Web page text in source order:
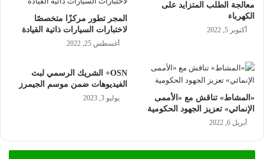
معالجة الطلب المتزايد على
الكهرباء
أكتوبر 5, 2022
المجر تطور مركزًا متخصصًا
لاختبارات السيارات ذاتية القيادة
أغسطس 25, 2022
«المشاط» تناقش مع «الأممى
الإنمائي» تعزيز الجهود الحكومية
أبريل 6, 2022
OSN+ الشريك الرسمي لبث
الفيديوهات ضمن موسم الجيمرز
يوليو 3, 2023